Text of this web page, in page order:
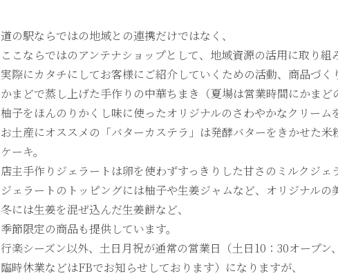
道の駅ならではの地域との連携だけではなく、
ここならではのアンテナショップとして、地域資源の活用に取り組
実際にカタチにしてお客様にご紹介していくための活動、商品づく
かまどで蒸し上げた手作りの中華ちまき（夏場は営業時間にかまど
柚子をほんのりかくし味に使ったオリジナルのさわやかなクリーム
お土産にオススメの「バターカステラ」は発酵バターをきかせた
ケーキ。
店主手作りジェラートは卵を使わずすっきりした甘さのミルクジェ
ジェラートのトッピングには柚子や生姜ジャムなど、オリジナルの
冬には生姜を混ぜ込んだ生姜餅など、
季節限定の商品も提供しています。
行楽シーズン以外、土日月祝が通常の営業日（土日10：30オープン
臨時休業などはFBでお知らせしております）になりますが、